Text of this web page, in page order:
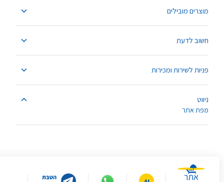
מוצרים מובילים
חשוב לדעת
פניות לשירות ומכירות
ניווט
מפת אתר
אתר